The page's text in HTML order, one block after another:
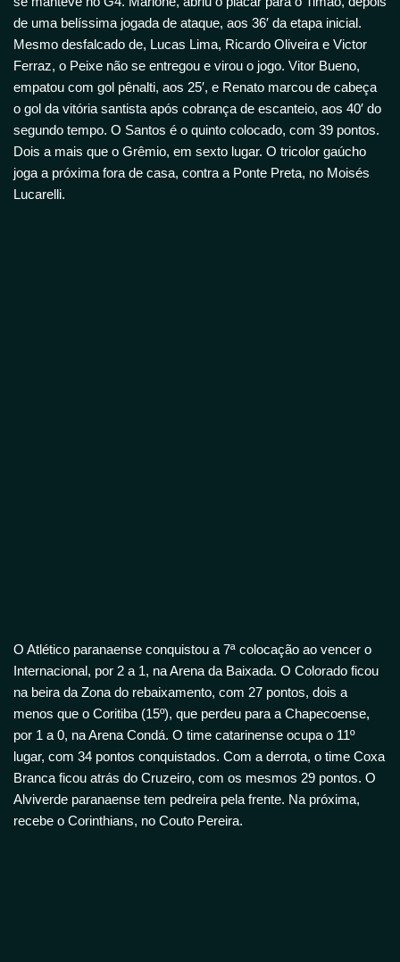
de uma belíssima jogada de ataque, aos 36′ da etapa inicial.
Mesmo desfalcado de, Lucas Lima, Ricardo Oliveira e Victor
Ferraz, o Peixe não se entregou e virou o jogo. Vitor Bueno,
empatou com gol pênalti, aos 25′, e Renato marcou de cabeça
o gol da vitória santista após cobrança de escanteio, aos 40′ do
segundo tempo. O Santos é o quinto colocado, com 39 pontos.
Dois a mais que o Grêmio, em sexto lugar. O tricolor gaúcho
joga a próxima fora de casa, contra a Ponte Preta, no Moisés
Lucarelli.
O Atlético paranaense conquistou a 7ª colocação ao vencer o
Internacional, por 2 a 1, na Arena da Baixada. O Colorado ficou
na beira da Zona do rebaixamento, com 27 pontos, dois a
menos que o Coritiba (15º), que perdeu para a Chapecoense,
por 1 a 0, na Arena Condá. O time catarinense ocupa o 11º
lugar, com 34 pontos conquistados. Com a derrota, o time Coxa
Branca ficou atrás do Cruzeiro, com os mesmos 29 pontos. O
Alviverde paranaense tem pedreira pela frente. Na próxima,
recebe o Corinthians, no Couto Pereira.